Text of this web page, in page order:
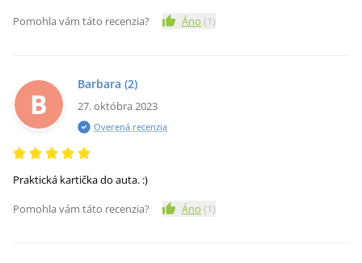
Pomohla vám táto recenzia?
Áno (1)
B
Barbara (2)
27. októbra 2023
Overená recenzia
Praktická kartička do auta. :)
Pomohla vám táto recenzia?
Áno (1)